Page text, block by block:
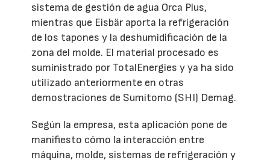
sistema de gestión de agua Orca Plus,
mientras que Eisbär aporta la refrigeración
de los tapones y la deshumidificación de la
zona del molde. El material procesado es
suministrado por TotalEnergies y ya ha sido
utilizado anteriormente en otras
demostraciones de Sumitomo (SHI) Demag.
Según la empresa, esta aplicación pone de
manifiesto cómo la interacción entre
máquina, molde, sistemas de refrigeración y